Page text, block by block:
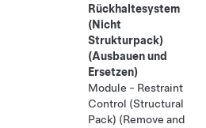
Rückhaltesystem
(Nicht
Strukturpack)
(Ausbauen und
Ersetzen)
Module - Restraint
Control (Structural
Pack) (Remove and